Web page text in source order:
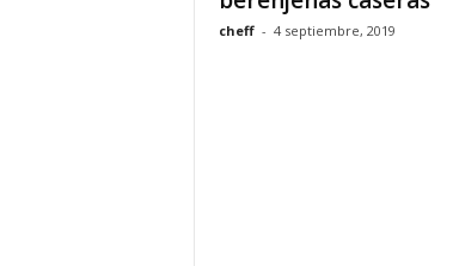
cheff - 4 septiembre, 2019